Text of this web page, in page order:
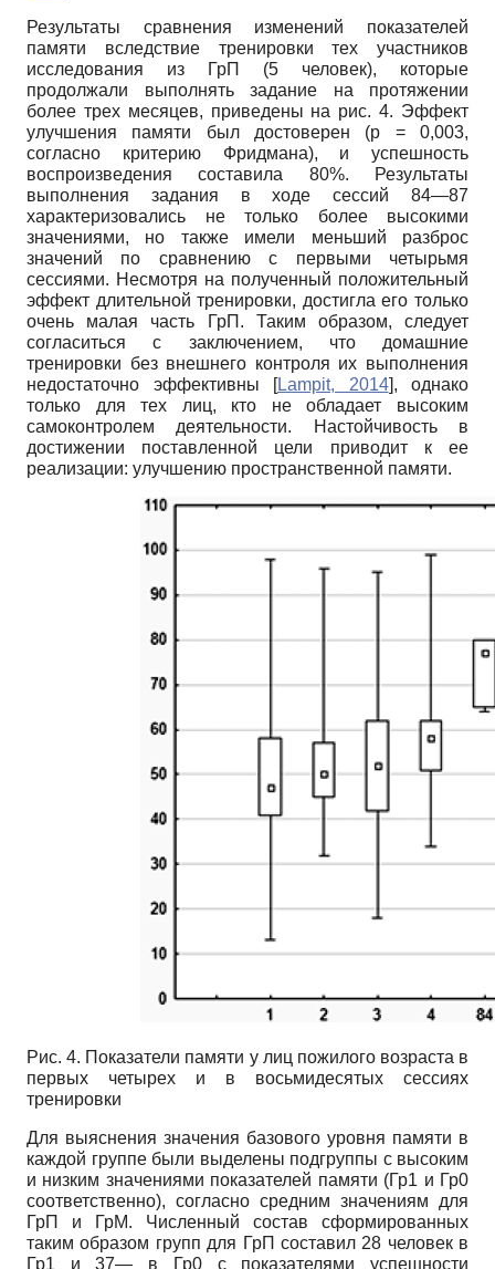
Результаты сравнения изменений показателей
памяти вследствие тренировки тех участников
исследования из ГрП (5 человек), которые
продолжали выполнять задание на протяжении
более трех месяцев, приведены на рис. 4. Эффект
улучшения памяти был достоверен (p = 0,003,
согласно критерию Фридмана), и успешность
воспроизведения составила 80%. Результаты
выполнения задания в ходе сессий 84—87
характеризовались не только более высокими
значениями, но также имели меньший разброс
значений по сравнению с первыми четырьмя
сессиями. Несмотря на полученный положительный
эффект длительной тренировки, достигла его только
очень малая часть ГрП. Таким образом, следует
согласиться с заключением, что домашние
тренировки без внешнего контроля их выполнения
недостаточно эффективны
[Lampit, 2014], однако
только для тех лиц, кто не обладает высоким
самоконтролем деятельности. Настойчивость в
достижении поставленной цели приводит к ее
реализации: улучшению пространственной памяти.
Рис. 4. Показатели памяти у лиц пожилого возраста в
первых четырех и в восьмидесятых сессиях
тренировки
Для выяснения значения базового уровня памяти в
каждой группе были выделены подгруппы с высоким
и низким значениями показателей памяти (Гр1 и Гр0
соответственно), согласно средним значениям для
ГрП и ГрМ. Численный состав сформированных
таким образом групп для ГрП составил 28 человек в
Гр1 и 37— в Гр0 с показателями успешности